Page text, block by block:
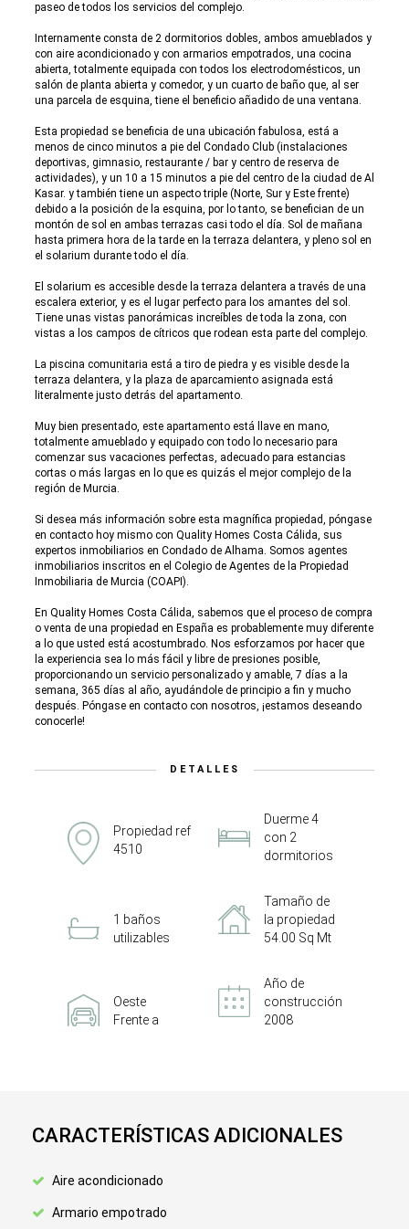
paseo de todos los servicios del complejo.
Internamente consta de 2 dormitorios dobles, ambos amueblados y
con aire acondicionado y con armarios empotrados, una cocina
abierta, totalmente equipada con todos los electrodomésticos, un
salón de planta abierta y comedor, y un cuarto de baño que, al ser
una parcela de esquina, tiene el beneficio añadido de una ventana.
Esta propiedad se beneficia de una ubicación fabulosa, está a
menos de cinco minutos a pie del Condado Club (instalaciones
deportivas, gimnasio, restaurante / bar y centro de reserva de
actividades), y un 10 a 15 minutos a pie del centro de la ciudad de Al
Kasar. y también tiene un aspecto triple (Norte, Sur y Este frente)
debido a la posición de la esquina, por lo tanto, se benefician de un
montón de sol en ambas terrazas casi todo el día. Sol de mañana
hasta primera hora de la tarde en la terraza delantera, y pleno sol en
el solarium durante todo el día.
El solarium es accesible desde la terraza delantera a través de una
escalera exterior, y es el lugar perfecto para los amantes del sol.
Tiene unas vistas panorámicas increíbles de toda la zona, con
vistas a los campos de cítricos que rodean esta parte del complejo.
La piscina comunitaria está a tiro de piedra y es visible desde la
terraza delantera, y la plaza de aparcamiento asignada está
literalmente justo detrás del apartamento.
Muy bien presentado, este apartamento está llave en mano,
totalmente amueblado y equipado con todo lo necesario para
comenzar sus vacaciones perfectas, adecuado para estancias
cortas o más largas en lo que es quizás el mejor complejo de la
región de Murcia.
Si desea más información sobre esta magnífica propiedad, póngase
en contacto hoy mismo con Quality Homes Costa Cálida, sus
expertos inmobiliarios en Condado de Alhama. Somos agentes
inmobiliarios inscritos en el Colegio de Agentes de la Propiedad
Inmobiliaria de Murcia (COAPI).
En Quality Homes Costa Cálida, sabemos que el proceso de compra
o venta de una propiedad en España es probablemente muy diferente
a lo que usted está acostumbrado. Nos esforzamos por hacer que
la experiencia sea lo más fácil y libre de presiones posible,
proporcionando un servicio personalizado y amable, 7 días a la
semana, 365 días al año, ayudándole de principio a fin y mucho
después. Póngase en contacto con nosotros, ¡estamos deseando
conocerle!
DETALLES
Propiedad ref
4510
Duerme 4
con 2
dormitorios
1 baños
utilizables
Tamaño de
la propiedad
54.00 Sq Mt
Oeste
Frente a
Año de
construcción
2008
CARACTERÍSTICAS ADICIONALES
Aire acondicionado
Armario empotrado